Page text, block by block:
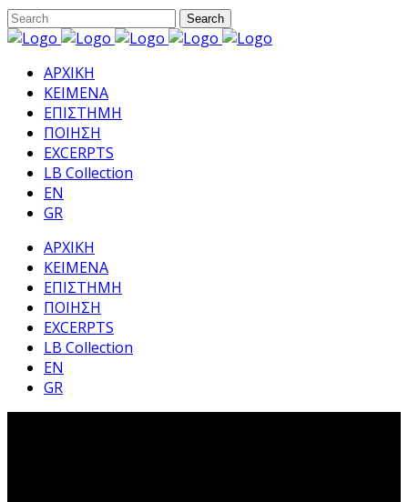
ΑΡΧΙΚΗ
ΚΕΙΜΕΝΑ
ΕΠΙΣΤΗΜΗ
ΠΟΙΗΣΗ
EXCERPTS
LB Collection
EN
GR
ΑΡΧΙΚΗ
ΚΕΙΜΕΝΑ
ΕΠΙΣΤΗΜΗ
ΠΟΙΗΣΗ
EXCERPTS
LB Collection
EN
GR